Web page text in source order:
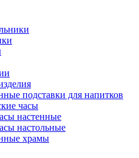
подставки для напитков
часы
настенные
настольные
храмы